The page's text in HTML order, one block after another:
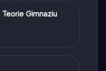
Gimnaziu